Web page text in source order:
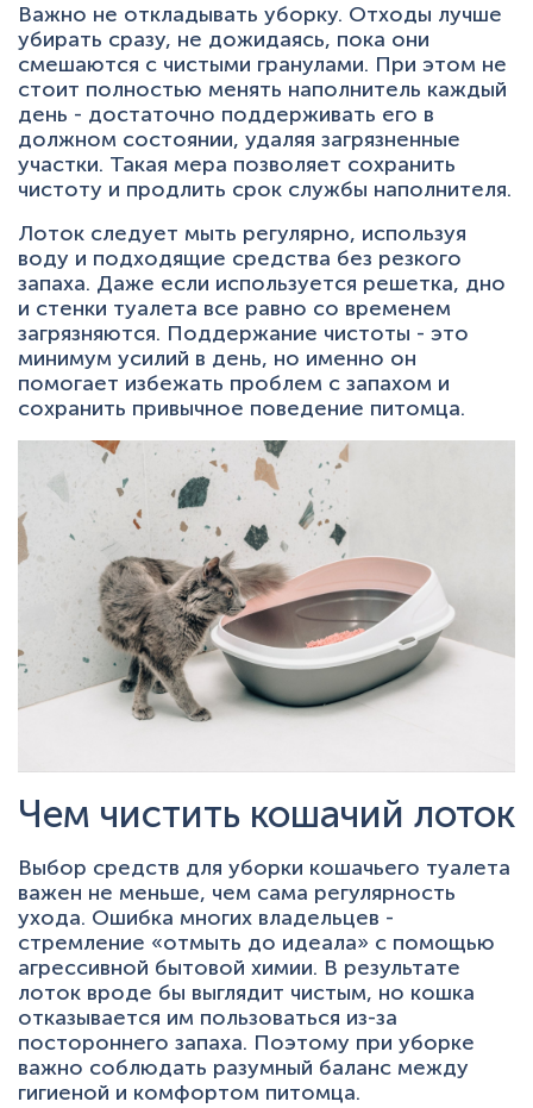
Важно не откладывать уборку. Отходы лучше
убирать сразу, не дожидаясь, пока они
смешаются с чистыми гранулами. При этом не
стоит полностью менять наполнитель каждый
день - достаточно поддерживать его в
должном состоянии, удаляя загрязненные
участки. Такая мера позволяет сохранить
чистоту и продлить срок службы наполнителя.
Лоток следует мыть регулярно, используя
воду и подходящие средства без резкого
запаха. Даже если используется решетка, дно
и стенки туалета все равно со временем
загрязняются. Поддержание чистоты - это
минимум усилий в день, но именно он
помогает избежать проблем с запахом и
сохранить привычное поведение питомца.
Чем чистить кошачий лоток
Выбор средств для уборки кошачьего туалета
важен не меньше, чем сама регулярность
ухода. Ошибка многих владельцев -
стремление «отмыть до идеала» с помощью
агрессивной бытовой химии. В результате
лоток вроде бы выглядит чистым, но кошка
отказывается им пользоваться из-за
постороннего запаха. Поэтому при уборке
важно соблюдать разумный баланс между
гигиеной и комфортом питомца.